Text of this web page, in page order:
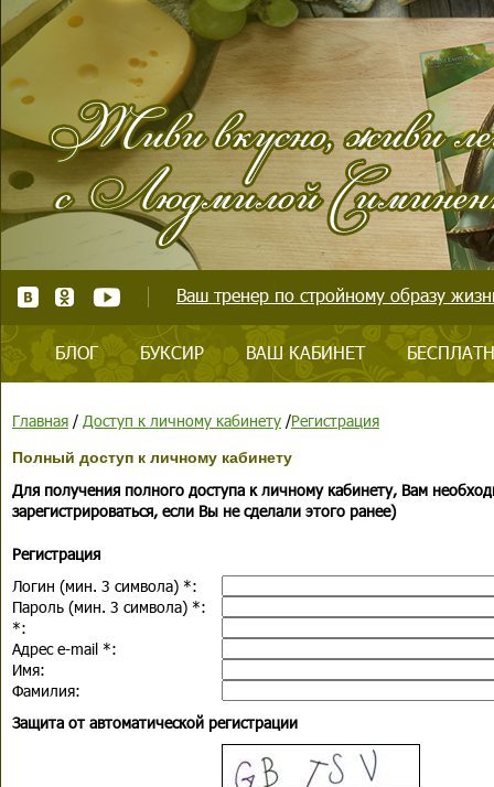
Ваш тренер по стройному образу
БЛОГ БУКСИР ВАШ КАБИНЕТ
Главная / Доступ к личному кабинету /Регистрация
Полный доступ к личному кабинету
Для получения полного доступа к личному кабинету, Вам
зарегистрироваться, если Вы не сделали этого ранее)
Регистрация
Логин (мин. 3 символа) *:
Пароль (мин. 3 символа) *:
*:
Адрес e-mail *:
Имя:
Фамилия:
Защита от автоматической регистрации